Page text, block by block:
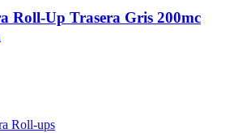
Roll-Up Trasera Gris 200mc
Roll-ups